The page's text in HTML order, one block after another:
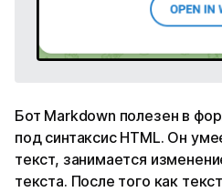
Бот Markdown полезен в
под синтаксис HTML. Он
текст, занимается
текста. После того как